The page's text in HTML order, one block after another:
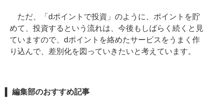
ただ、「dポイントで投資」のように、ポイントを貯
めて、投資するという流れは、今後もしばらく続くと見
ていますので、dポイントを絡めたサービスをうまく作
り込んで、差別化を図っていきたいと考えています。
編集部のおすすめ記事